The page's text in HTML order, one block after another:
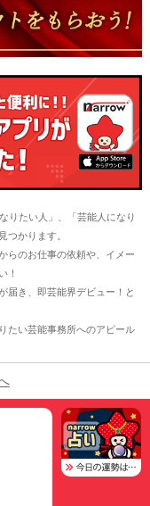
りたい人」、「芸能人になり
つかります。
らのお仕事の依頼や、イメー
！
届き、即芸能界デビュー！と
たい芸能事務所へのアピール